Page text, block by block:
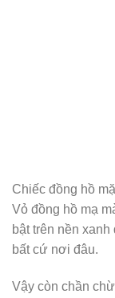
Chiếc đồng hồ
Vỏ đồng hồ mạ
bật trên nền
bất cứ nơi đâu.
Vậy còn chần